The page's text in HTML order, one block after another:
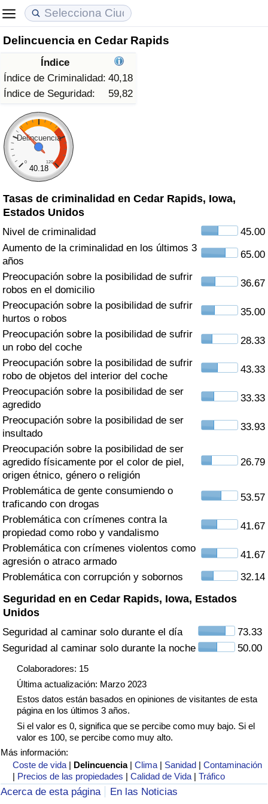
Delincuencia en Cedar Rapids
Índice
Índice de Criminalidad: 40,18
Índice de Seguridad:
59,82
Delincuencia
0 120
40.18
Tasas de criminalidad en Cedar Rapids, Iowa,
Estados Unidos
Nivel de criminalidad
45.00
Aumento de la criminalidad en los últimos 3
años
65.00
Preocupación sobre la posibilidad de sufrir
robos en el domicilio
36.67
Preocupación sobre la posibilidad de sufrir
hurtos o robos
35.00
Preocupación sobre la posibilidad de sufrir
un robo del coche
28.33
Preocupación sobre la posibilidad de sufrir
robo de objetos del interior del coche
43.33
Preocupación sobre la posibilidad de ser
agredido
33.33
Preocupación sobre la posibilidad de ser
insultado
33.93
Preocupación sobre la posibilidad de ser
agredido físicamente por el color de piel,
origen étnico, género o religión
26.79
Problemática de gente consumiendo o
traficando con drogas
53.57
Problemática con crímenes contra la
propiedad como robo y vandalismo
41.67
Problemática con crímenes violentos como
agresión o atraco armado
41.67
Problemática con corrupción y sobornos
32.14
Seguridad en en Cedar Rapids, Iowa, Estados
Unidos
Seguridad al caminar solo durante el día
73.33
Seguridad al caminar solo durante la noche
50.00
Colaboradores: 15
Última actualización: Marzo 2023
Estos datos están basados en opiniones de visitantes de esta
página en los últimos 3 años.
Si el valor es 0, significa que se percibe como muy bajo. Si el
valor es 100, se percibe como muy alto.
Más información:
Coste de vida | Delincuencia |Clima | Sanidad |Contaminación
| Precios de las propiedades |Calidad de Vida |Tráfico
Acerca de esta página
En las Noticias
Coste de vida
Índice de Costo de Vida (Actual)
Índice de Costo de Vida
Índice de costo de vida por país
en aqaba
Precios de las propiedades
Índice de Precios de Inmuebles (Actual)
Índice de Precios de Inmuebles
Índice de Precios de Inmuebles por País
Calidad de Vida
Índice de Calidad de Vida
Índice de Calidad de Vida (Actual)
Índice de calidad de vida por país
Delincuencia
Calificación del Índice de Criminalidad
(Actual)
Índice de Criminalidad
Índice de criminalidad por país
Sanidad
Índice de Sanidad (Actual)
Índice de Sanidad
Índice de Sanidad por País
Contaminación
Índice de Contaminación (Actual)
Índice de contaminación
Índice de Contaminación por País
Tráfico
Índice de Tráfico
Índice de Tráfico (Actual)
Índice de Tráfico por País